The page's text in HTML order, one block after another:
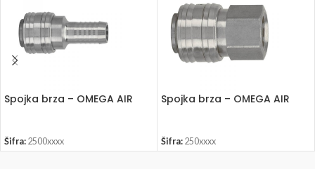
Spojka brza – OMEGA AIR
Šifra: 2500xxxx
Spojka brza – OMEGA AIR
Šifra: 250xxxx